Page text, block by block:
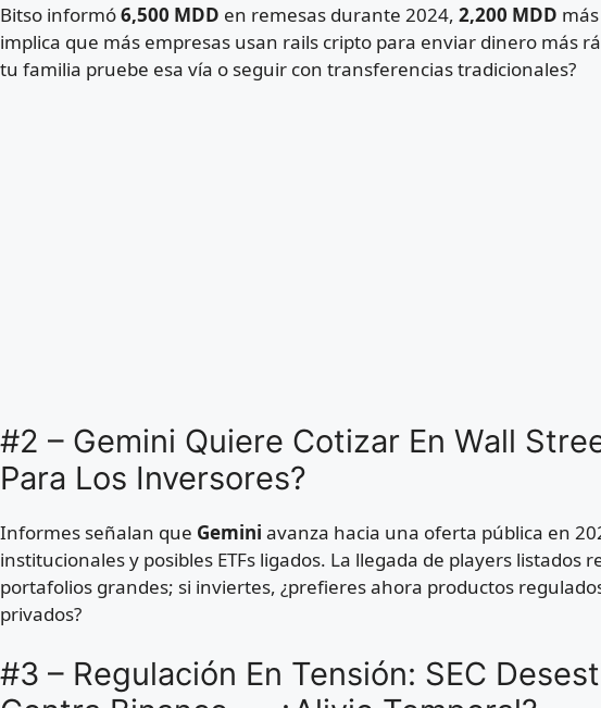
Bitso informó6,500 MDD en remesas durante 2024, 2,200 MDD
implica que más empresas usan rails cripto para enviar dinero más
tu familia pruebe esa vía o seguir con transferencias tradicionales?
#2 – Gemini Quiere Cotizar En Wall
Para Los Inversores?
Informes señalan que Gemini avanza hacia una oferta pública en
institucionales y posibles ETFs ligados. La llegada de players listados
portafolios grandes; si inviertes, ¿prefieres ahora productos
privados?
#3 – Regulación En Tensión: SEC